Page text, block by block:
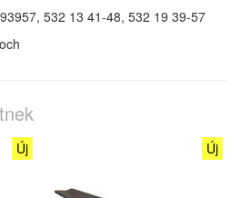
532 13 41-48, 532 19 39-57
Új Új